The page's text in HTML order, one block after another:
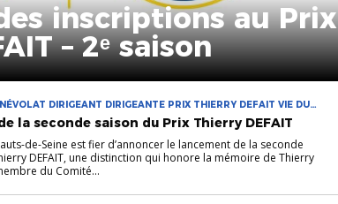
inscriptions au Prix
– 2ᵉ saison
DIRIGEANT DIRIGEANTE PRIX THIERRY DEFAIT VIE DU
la seconde saison du Prix Thierry DEFAIT
de-Seine est fier d’annoncer le lancement de la seconde
DEFAIT, une distinction qui honore la mémoire de Thierry
du Comité...